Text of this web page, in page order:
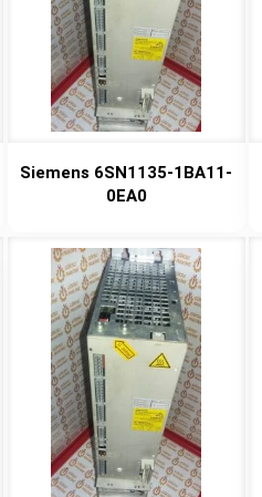
Siemens 6SN1135-1BA11-
0EA0